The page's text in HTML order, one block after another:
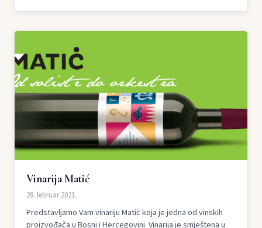
Vinarija Matić
28. februar 2021.
Predstavljamo Vam vinariju Matić koja je jedna od vinskih
proizvođača u Bosni i Hercegovini. Vinarija je smještena u